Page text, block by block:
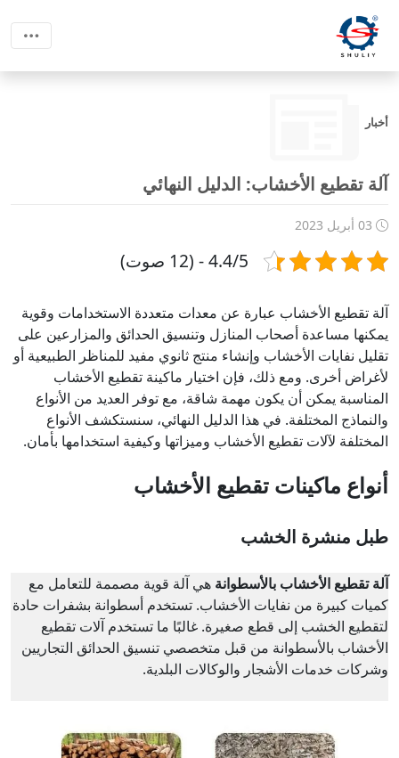
أخبار
آلة تقطيع الأخشاب: الدليل النهائي
4.4/5 - (12 صوت)
آلة تقطيع الأخشاب عبارة عن معدات متعددة الاستخدامات وقوية
يمكنها مساعدة أصحاب المنازل وتنسيق الحدائق والمزارعين على
تقليل نفايات الأخشاب وإنشاء منتج ثانوي مفيد للمناظر الطبيعية أو
لأغراض أخرى. ومع ذلك، فإن اختيار ماكينة تقطيع الأخشاب
المناسبة يمكن أن يكون مهمة شاقة، مع توفر العديد من الأنواع
والنماذج المختلفة. في هذا الدليل النهائي، سنستكشف الأنواع
المختلفة لآلات تقطيع الأخشاب وميزاتها وكيفية استخدامها بأمان.
أنواع ماكينات تقطيع الأخشاب
طبل منشرة الخشب
آلة تقطيع الأخشاب بالأسطوانة هي آلة قوية مصممة للتعامل مع
كميات كبيرة من نفايات الأخشاب. تستخدم أسطوانة بشفرات حادة
لتقطيع الخشب إلى قطع صغيرة. غالبًا ما تستخدم آلات تقطيع
الأخشاب بالأسطوانة من قبل متخصصي تنسيق الحدائق التجاريين
وشركات خدمات الأشجار والوكالات البلدية.